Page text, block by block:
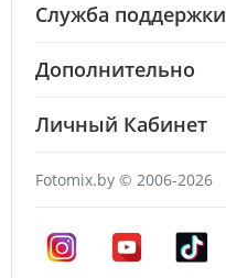
Служба поддержки
Дополнительно
Личный Кабинет
Fotomix.by © 2006-2026